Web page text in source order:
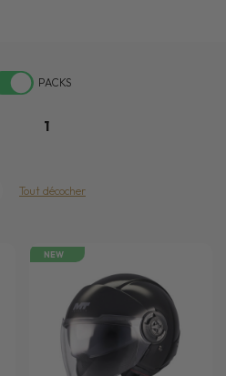
PACKS
1
Tout décocher
NEW